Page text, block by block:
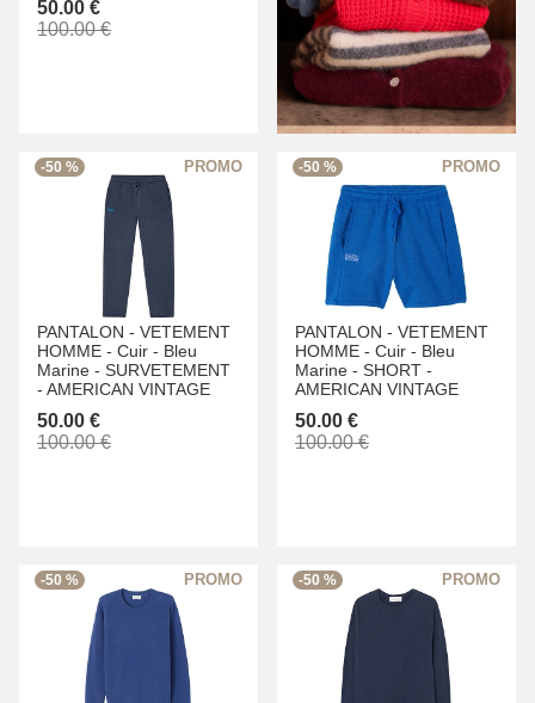
50.00 €
100.00 €
-50 %
PANTALON - VETEMENT
HOMME - Cuir - Bleu
Marine - SURVETEMENT
- AMERICAN VINTAGE
50.00 €
100.00 €
-50 %
PANTALON - VETEMENT
HOMME - Cuir - Bleu
Marine - SHORT -
AMERICAN VINTAGE
50.00 €
100.00 €
-50 % -50 %